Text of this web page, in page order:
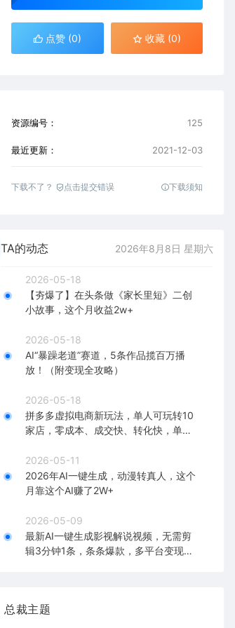
点赞 (0) 收藏 (0)
资源编号： 125
最近更新： 2021-12-03
下载不了？ 点击提交错误 下载须知
TA的动态 2026年8月8日 星期六
2026-05-18
【夯爆了】在头条做《家长里短》二创
小故事，这个月收益2w+
2026-05-18
AI“暴躁老道”赛道，5条作品揽百万播
放！（附变现全攻略）
2026-05-18
拼多多虚拟电商新玩法，单人可玩转10
家店，零成本、成交快、转化快，单店
2026-05-11
2026年AI一键生成，动漫转真人，这个
月靠这个AI赚了2W+
2026-05-09
最新AI一键生成影视解说视频，无需剪
辑3分钟1条，条条爆款，多平台变现日
总裁主题